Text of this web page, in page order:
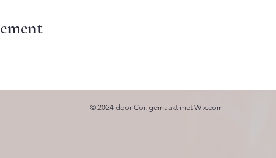
© 2024 door Cor, gemaakt met Wix.com